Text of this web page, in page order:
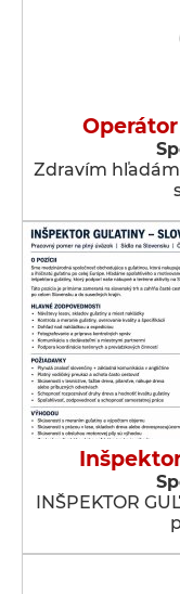
Zdravím
INŠPEKTOR